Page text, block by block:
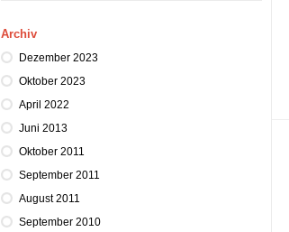
Archiv
Dezember 2023
Oktober 2023
April 2022
Juni 2013
Oktober 2011
September 2011
August 2011
September 2010